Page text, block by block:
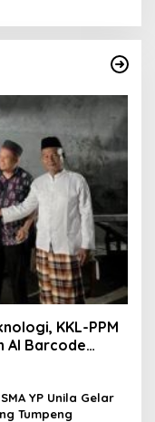
KKL-PPM
AI Barcode
YP Unila Gelar
Tumpeng